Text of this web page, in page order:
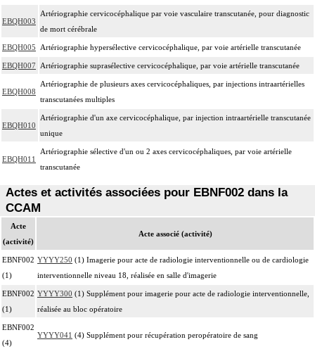
EBQH003
Artériographie cervicocéphalique par voie vasculaire transcutanée, pour diagnostic
de mort cérébrale
EBQH005 Artériographie hypersélective cervicocéphalique, par voie artérielle transcutanée
EBQH007 Artériographie suprasélective cervicocéphalique, par voie artérielle transcutanée
EBQH008
Artériographie de plusieurs axes cervicocéphaliques, par injections intraartérielles
transcutanées multiples
EBQH010
Artériographie d'un axe cervicocéphalique, par injection intraartérielle transcutanée
unique
EBQH011
Artériographie sélective d'un ou 2 axes cervicocéphaliques, par voie artérielle
transcutanée
Actes et activités associées pour EBNF002 dans la
CCAM
Acte
(activité)
Acte associé (activité)
EBNF002
(1)
YYYY250 (1) Imagerie pour acte de radiologie interventionnelle ou de cardiologie
interventionnelle niveau 18, réalisée en salle d'imagerie
EBNF002
(1)
YYYY300 (1) Supplément pour imagerie pour acte de radiologie interventionnelle,
réalisée au bloc opératoire
EBNF002
(4)
YYYY041 (4) Supplément pour récupération peropératoire de sang